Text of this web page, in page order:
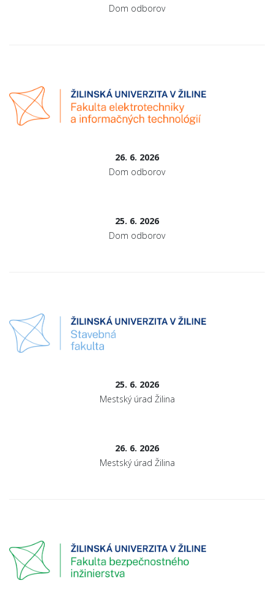
Dom odborov
26. 6. 2026
Dom odborov
25. 6. 2026
Dom odborov
25. 6. 2026
Mestský úrad Žilina
26. 6. 2026
Mestský úrad Žilina